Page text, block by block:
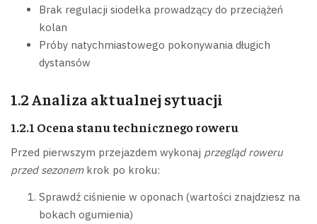
Brak regulacji siodełka prowadzący do przeciążeń
kolan
Próby natychmiastowego pokonywania długich
dystansów
1.2 Analiza aktualnej sytuacji
1.2.1 Ocena stanu technicznego roweru
Przed pierwszym przejazdem wykonaj przegląd roweru
przed sezonemkrok po kroku:
Sprawdź ciśnienie w oponach (wartości znajdziesz na
bokach ogumienia)